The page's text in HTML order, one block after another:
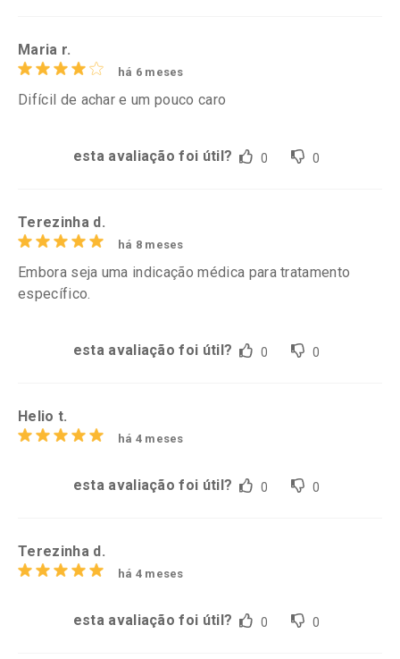
Maria r.
há 6 meses
Difícil de achar e um pouco caro
esta avaliação foi útil? 0 0
Terezinha d.
há 8 meses
Embora seja uma indicação médica para tratamento
específico.
esta avaliação foi útil? 0 0
Helio t.
há 4 meses
esta avaliação foi útil? 0 0
Terezinha d.
há 4 meses
esta avaliação foi útil? 0 0